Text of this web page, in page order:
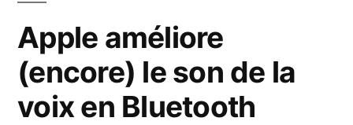
Apple améliore
(encore) le son de la
voix en Bluetooth